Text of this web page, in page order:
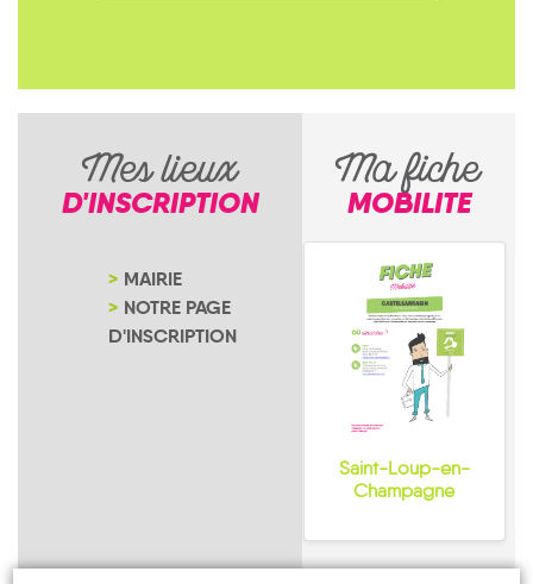
Mes lieux
D'INSCRIPTION
MAIRIE
NOTRE PAGE
D'INSCRIPTION
Ma fiche
MOBILITE
Saint-Loup-en-
Champagne